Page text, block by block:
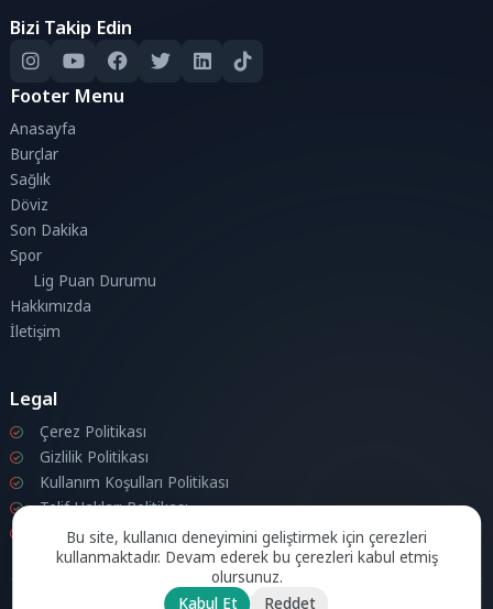
Bizi Takip Edin
Footer Menu
Anasayfa
Burçlar
Sağlık
Döviz
Son Dakika
Spor
Lig Puan Durumu
Hakkımızda
İletişim
Legal
Çerez Politikası
Gizlilik Politikası
Kullanım Koşulları Politikası
Telif Hakları Politikası
İletişim
Bu site, kullanıcı deneyimini geliştirmek için çerezleri
kullanmaktadır. Devam ederek bu çerezleri kabul etmiş
olursunuz.
Kabul Et
Reddet